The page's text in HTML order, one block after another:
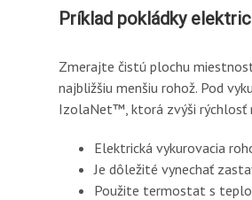
Príklad pokládky
Zmerajte čistú plochu
najbližšiu menšiu rohož. Pod
IzolaNet™, ktorá zvýši rýchlosť
Elektrická vykurovacia
Je dôležité vynechať
Použite termostat s